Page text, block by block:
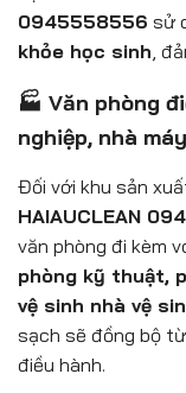
0945558556 sử
khỏe học sinh,
🏭 Văn phòng
nghiệp, nhà máy
Đối với khu sản
HAIAUCLEAN
văn phòng đi kèm
phòng kỹ thuật,
vệ sinh nhà vệ
sạch sẽ đồng bộ
điều hành.